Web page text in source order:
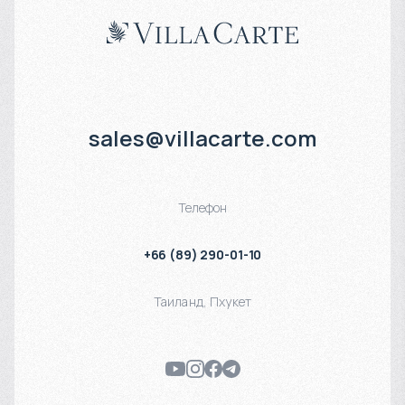
sales@villacarte.com
Телефон
+66 (89) 290-01-10
Таиланд Пхукет